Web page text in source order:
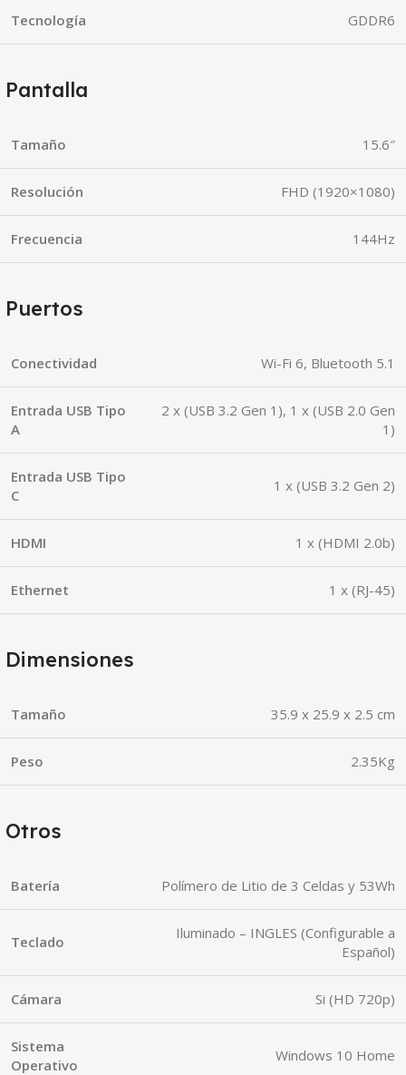
Tecnología GDDR6
Pantalla
Tamaño 15.6″
Resolución FHD (1920×1080)
Frecuencia 144Hz
Puertos
Conectividad Wi-Fi 6, Bluetooth 5.1
Entrada USB Tipo
A
2 x (USB 3.2 Gen 1), 1 x (USB 2.0 Gen
1)
Entrada USB Tipo
C
1 x (USB 3.2 Gen 2)
HDMI 1 x (HDMI 2.0b)
Ethernet 1 x (RJ-45)
Dimensiones
Tamaño 35.9 x 25.9 x 2.5 cm
Peso 2.35Kg
Otros
Batería Polímero de Litio de 3 Celdas y 53Wh
Teclado
Iluminado – INGLES (Configurable a
Español)
Cámara Si (HD 720p)
Sistema
Operativo
Windows 10 Home